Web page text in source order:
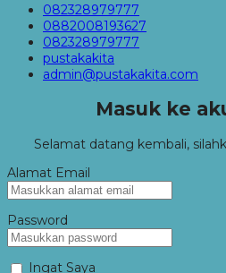
082328979777
0882008193627
082328979777
pustakakita
admin@pustakakita.com
Masuk ke
Selamat datang kembali,
Alamat Email
Password
Ingat Saya